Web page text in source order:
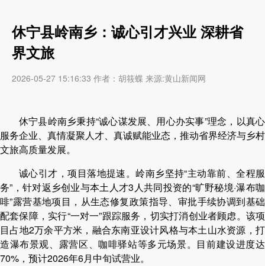
休宁县岭南乡：诚心引才兴业 深耕省
界文旅
2026-05-27 15:16:33 作者：胡筱蝶 来源:黄山新闻网
休宁县岭南乡秉持“诚心谋发展、用心办实事”理念，以真心
服务企业、真情凝聚人才、真诚赋能业态，推动省界经济与乡村
文旅高质量发展。
诚心引才，项目落地提速。岭南乡坚持“主动靠前、全程服
务”，针对返乡创业与本土人才3人共同投资的“旷野秘境·瀑布咖
啡”露营基地项目，从生态修复政策指导、审批手续协调到基础
配套保障，实行“一对一”跟踪服务，切实打消创业者顾虑。该项
目占地2万余平方米，融合东南亚设计风格与本土山水资源，打
造瀑布景观、露营区、咖啡驿站等多元场景。目前建设进度达
70%，预计2026年6月中旬试营业。